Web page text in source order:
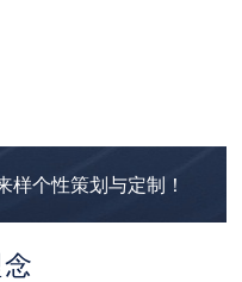
样个性策划与定制！